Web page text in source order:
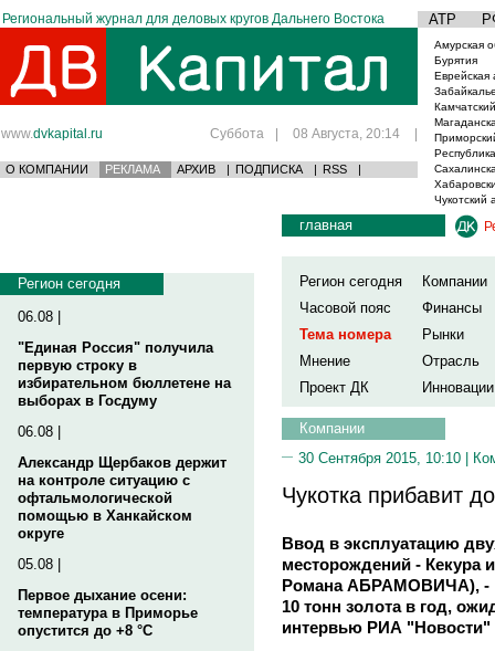
Региональный журнал для деловых кругов Дальнего Востока АТР
www.dvkapital.ru Суббота | 08 Августа, 20:14 |
О КОМПАНИИ РЕКЛАМА АРХИВ | ПОДПИСКА | RSS |
Амурская
Бурятия
Еврейская
Чукотский
Регион сегодня
06.08 |
"Единая Россия" получила
первую строку в
избирательном бюллетене на
выборах в Госдуму
06.08 |
Александр Щербаков держит
на контроле ситуацию с
офтальмологической
помощью в Ханкайском
округе
05.08 |
Первое дыхание осени:
температура в Приморье
опустится до +8 °C
главная
Регион сегодня
Компании
Часовой пояс
Финансы
Тема номера
Рынки
Мнение
Отрасль
Проект ДК
Инновации
Компании
30 Сентября 2015, 10:10 |
Чукотка прибавит
Ввод в эксплуатацию
месторождений - Кекура
Романа АБРАМОВИЧА), -
10 тонн золота в год,
интервью РИА "Новости"